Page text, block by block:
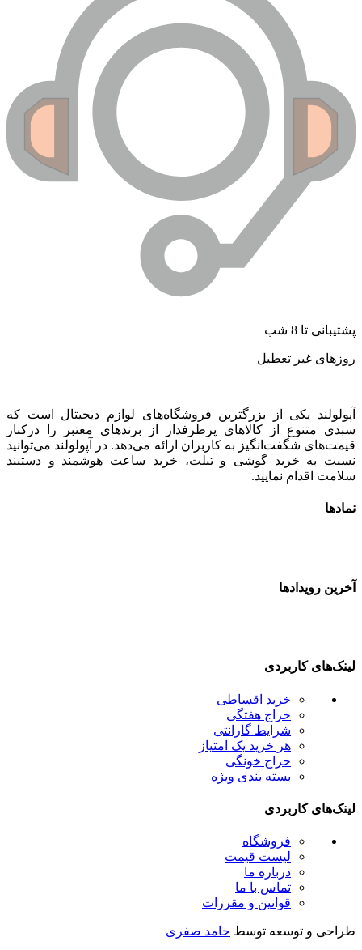
تا 8 شب
غیر تعطیل
یکی از بزرگترین فروشگاه‌های لوازم دیجیتال است که
متنوع از کالاهای پرطرفدار از برندهای معتبر را درکنار
شگفت‌انگیز به کاربران ارائه می‌دهد. در آپولولند می‌توانید
به خرید گوشی و تبلت، خرید ساعت هوشمند و دستبند
اقدام نمایید.
رویدادها
کاربردی
خرید اقساطی
حراج هفتگی
شرایط گارانتی
هر خرید یک امتیاز
حراج خونگی
بسته بندی ویژه
کاربردی
فروشگاه
لیست قیمت
درباره ما
تماس با ما
قوانین و مقررات
و توسعه توسطحامد صفری